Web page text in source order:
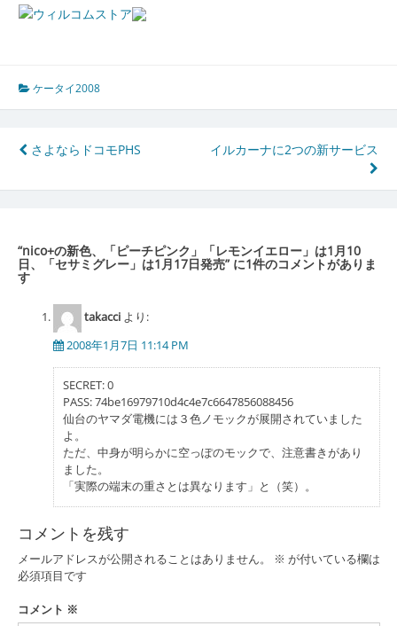
ケータイ2008
投
稿
ビ
ゲ
シ
さよならドコモPHS イルカーナに2つの新サービス
“nico+の新色、「ピーチピンク」「レモンイエロー」は1月10
日、「セサミグレー」は1月17日発売” に1件のコメントがありま
す
takacci より:
2008年1月7日 11:14 PM
SECRET: 0
PASS: 74be16979710d4c4e7c6647856088456
仙台のヤマダ電機には３色ノモックが展開されていました
よ。
ただ、中身が明らかに空っぽのモックで、注意書きがあり
ました。
「実際の端末の重さとは異なります」と（笑）。
コメントを残す
メールアドレスが公開されることはありません。 ※ が付いている欄は
必須項目です
コメント ※